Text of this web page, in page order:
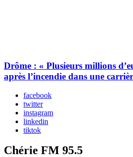
Drôme : « Plusieurs millions
après l’incendie dans une
facebook
twitter
instagram
linkedin
tiktok
Chérie FM 95.5